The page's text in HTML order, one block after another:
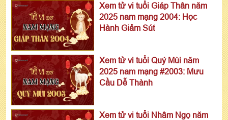
Xem tử vi tuổi Giáp Thân năm
2025 nam mạng 2004: Học
Hành Giảm Sút
Xem tử vi tuổi Quý Mùi năm
2025 nam mạng #2003: Mưu
Cầu Dễ Thành
Xem tử vi tuổi Nhâm Ngọ năm